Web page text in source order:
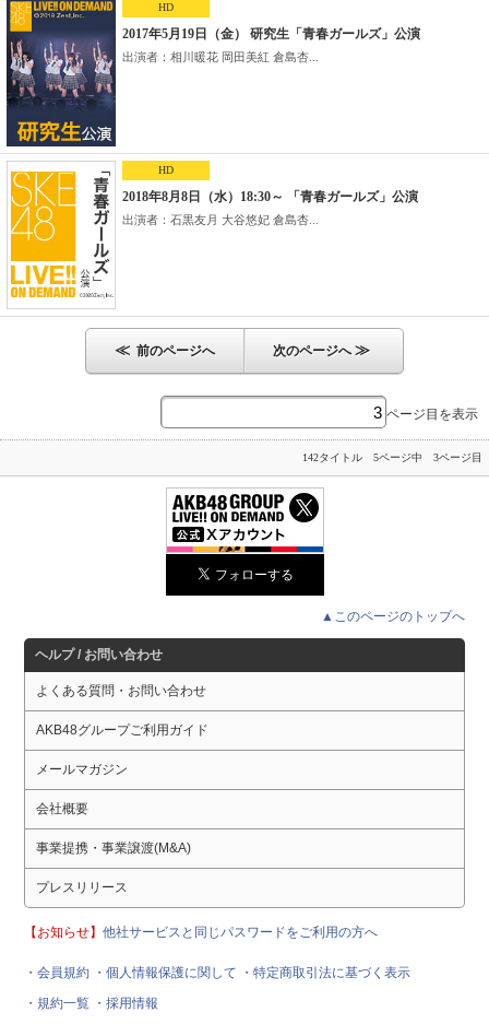
HD
2017年5月19日（金） 研究生「青春ガールズ」公演
出演者：相川暖花 岡田美紅 倉島杏...
HD
2018年8月8日（水）18:30～ 「青春ガールズ」公演
出演者：石黒友月 大谷悠妃 倉島杏...
≪ 前のページへ 次のページへ≫
ページ目を表示
142タイトル 5ページ中 3ページ目
▲このページのトップへ
ヘルプ / お問い合わせ
よくある質問・お問い合わせ
AKB48グループご利用ガイド
メールマガジン
会社概要
事業提携・事業譲渡(M&A)
プレスリリース
【お知らせ】他社サービスと同じパスワードをご利用の方へ
・会員規約 ・個人情報保護に関して
・特定商取引法に基づく表示
・規約一覧 ・採用情報